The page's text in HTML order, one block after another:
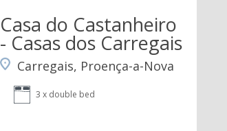
Casa do Castanheiro
- Casas dos Carregais
Carregais, Proença-a-Nova
3 x double bed